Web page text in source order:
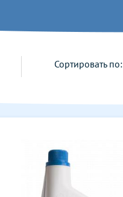
Сортировать по: